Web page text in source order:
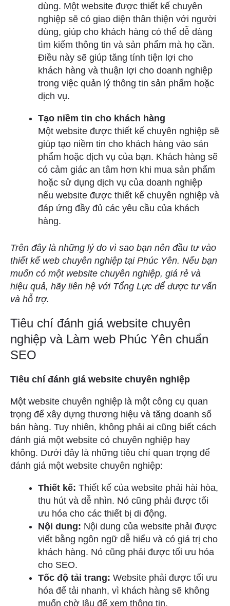
dùng. Một website được thiết kế chuyên
nghiệp sẽ có giao diện thân thiện với người
dùng, giúp cho khách hàng có thể dễ dàng
tìm kiếm thông tin và sản phẩm mà họ cần.
Điều này sẽ giúp tăng tính tiện lợi cho
khách hàng và thuận lợi cho doanh nghiệp
trong việc quản lý thông tin sản phẩm hoặc
dịch vụ.
Tạo niềm tin cho khách hàng
Một website được thiết kế chuyên nghiệp sẽ
giúp tạo niềm tin cho khách hàng vào sản
phẩm hoặc dịch vụ của bạn. Khách hàng sẽ
có cảm giác an tâm hơn khi mua sản phẩm
hoặc sử dụng dịch vụ của doanh nghiệp
nếu website được thiết kế chuyên nghiệp và
đáp ứng đầy đủ các yêu cầu của khách
hàng.
Trên đây là những lý do vì sao bạn nên đầu tư vào
thiết kế web chuyên nghiệp tại Phúc Yên. Nếu bạn
muốn có một website chuyên nghiệp, giá rẻ và
hiệu quả, hãy liên hệ với Tổng Lực để được tư vấn
và hỗ trợ.
Tiêu chí đánh giá website chuyên
nghiệp và Làm web Phúc Yên chuẩn
SEO
Tiêu chí đánh giá website chuyên nghiệp
Một website chuyên nghiệp là một công cụ quan
trọng để xây dựng thương hiệu và tăng doanh số
bán hàng. Tuy nhiên, không phải ai cũng biết cách
đánh giá một website có chuyên nghiệp hay
không. Dưới đây là những tiêu chí quan trọng để
đánh giá một website chuyên nghiệp:
Thiết kế: Thiết kế của website phải hài hòa,
thu hút và dễ nhìn. Nó cũng phải được tối
ưu hóa cho các thiết bị di động.
Nội dung: Nội dung của website phải được
viết bằng ngôn ngữ dễ hiểu và có giá trị cho
khách hàng. Nó cũng phải được tối ưu hóa
cho SEO.
Tốc độ tải trang: Website phải được tối ưu
hóa để tải nhanh, vì khách hàng sẽ không
muốn chờ lâu để xem thông tin.